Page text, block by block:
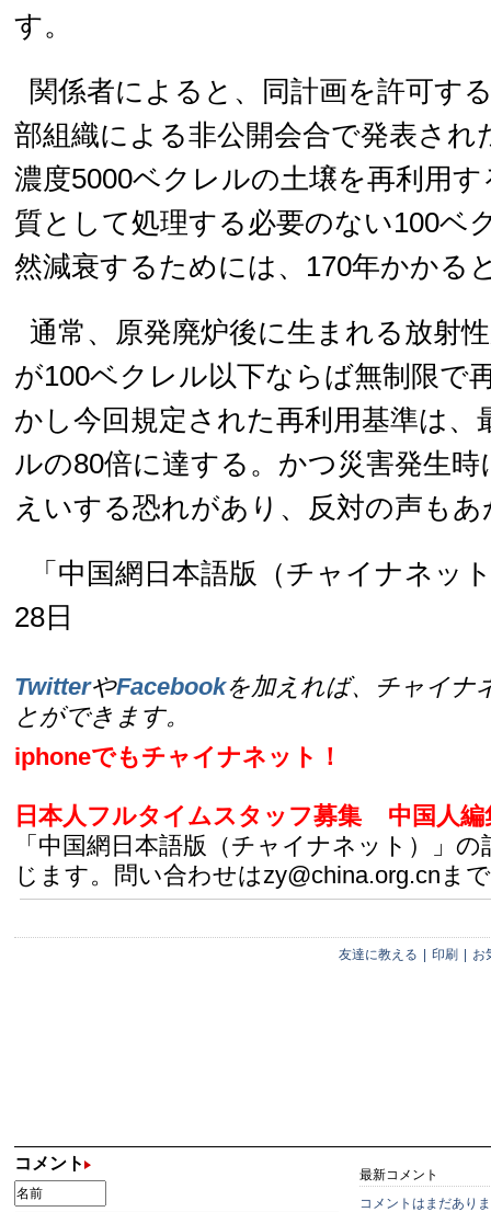
す。
関係者によると、同計画を許可す
部組織による非公開会合で発表され
濃度5000ベクレルの土壌を再利用
質として処理する必要のない100ベ
然減衰するためには、170年かかる
通常、原発廃炉後に生まれる放射
が100ベクレル以下ならば無制限で
かし今回規定された再利用基準は、
ルの80倍に達する。かつ災害発生時
えいする恐れがあり、反対の声も
「中国網日本語版（チャイナネッ
28日
TwitterやFacebookを加えれば、チャイナ
とができます。
iphoneでもチャイナネット！
日本人フルタイムスタッフ募集
中国人
「中国網日本語版（チャイナネット）」
じます。問い合わせはzy@china.org.cnまで
友達に教える 印刷 お
コメント
最新コメント
コメントはまだあり